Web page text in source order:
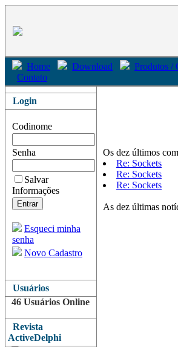
Home Download Produtos /
Contato
Login
Codinome
Senha
Salvar
Informações
Esqueci minha
senha
Novo Cadastro
Usuários
46 Usuários Online
Revista
ActiveDelphi
Os dez últimos
Re: Sockets
Re: Sockets
Re: Sockets
As dez últimas